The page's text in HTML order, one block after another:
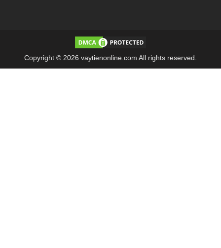
Copyright © 2026 vaytienonline.com All rights reserved.